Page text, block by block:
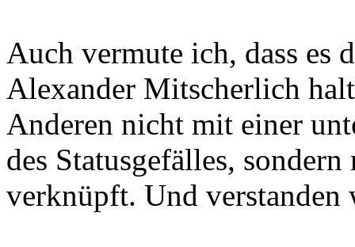
Auch vermute ich, dass es
Alexander Mitscherlich
Anderen nicht mit einer
des Statusgefälles,
verknüpft. Und verstanden